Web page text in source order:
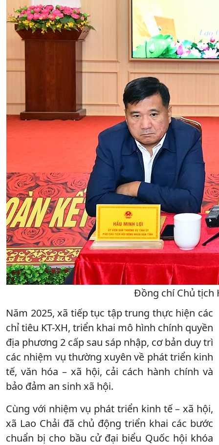
Đồng chí Chủ tịch
Năm 2025, xã tiếp tục tập trung thực hiện các
chỉ tiêu KT-XH, triển khai mô hình chính quyền
địa phương 2 cấp sau sáp nhập, cơ bản duy trì
các nhiệm vụ thường xuyên về phát triển kinh
tế, văn hóa – xã hội, cải cách hành chính và
bảo đảm an sinh xã hội.
Cùng với nhiệm vụ phát triển kinh tế – xã hội,
xã Lao Chải đã chủ động triển khai các bước
chuẩn bị cho bầu cử đại biểu Quốc hội khóa